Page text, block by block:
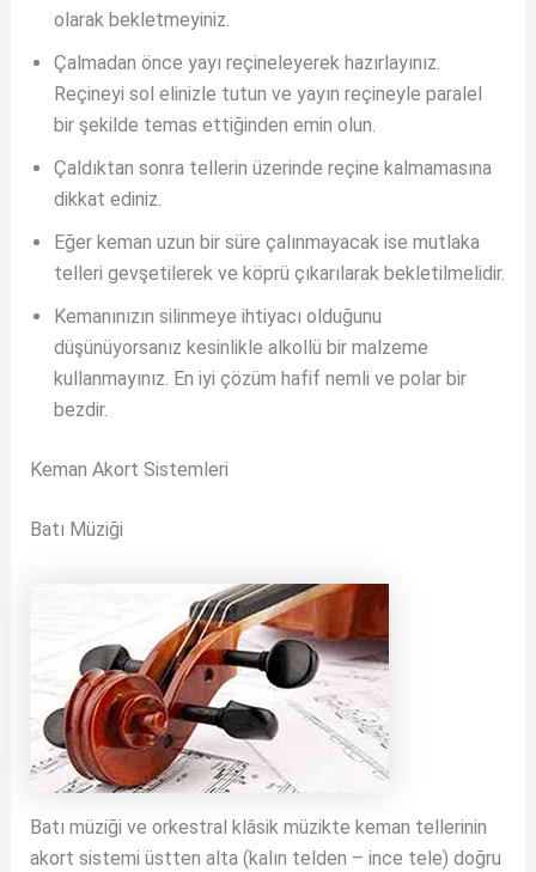
olarak bekletmeyiniz.
Çalmadan önce yayı reçineleyerek hazırlayınız.
Reçineyi sol elinizle tutun ve yayın reçineyle paralel
bir şekilde temas ettiğinden emin olun.
Çaldıktan sonra tellerin üzerinde reçine kalmamasına
dikkat ediniz.
Eğer keman uzun bir süre çalınmayacak ise mutlaka
telleri gevşetilerek ve köprü çıkarılarak bekletilmelidir.
Kemanınızın silinmeye ihtiyacı olduğunu
düşünüyorsanız kesinlikle alkollü bir malzeme
kullanmayınız. En iyi çözüm hafif nemli ve polar bir
bezdir.
Keman Akort Sistemleri
Batı Müziği
Batı müziği ve orkestral klâsik müzikte keman tellerinin
akort sistemi üstten alta (kalın telden – ince tele) doğru